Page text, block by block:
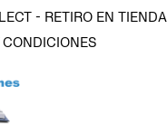
- RETIRO EN TIENDA
CONDICIONES